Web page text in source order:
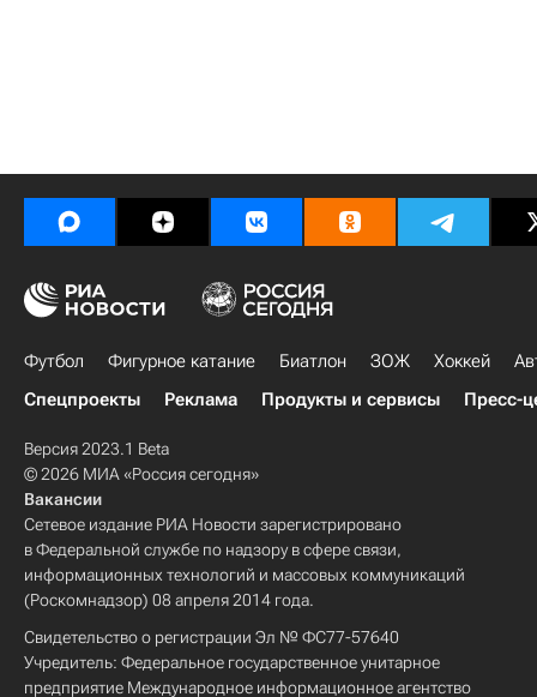
Футбол Фигурное катание Биатлон ЗОЖ Хоккей
Спецпроекты
Реклама Продукты и сервисы Пресс-
Версия 2023.1 Beta
© 2026 МИА «Россия сегодня»
Вакансии
Сетевое издание РИА Новости зарегистрировано
в Федеральной службе по надзору в сфере связи,
информационных технологий и массовых коммуникаций
(Роскомнадзор) 08 апреля 2014 года.
Свидетельство о регистрации Эл № ФС77-57640
Учредитель: Федеральное государственное унитарное
предприятие Международное информационное агентство